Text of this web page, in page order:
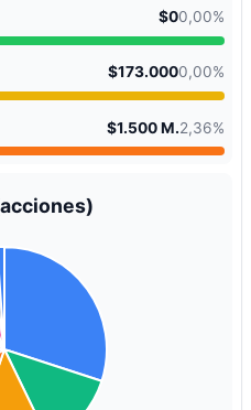
$00,00%
$173.0000,00%
$1.500 M.2,36%